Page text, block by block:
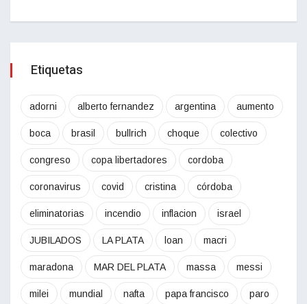
Etiquetas
adorni alberto fernandez argentina aumento
boca brasil bullrich choque colectivo
congreso copa libertadores cordoba
coronavirus covid cristina córdoba
eliminatorias incendio inflacion israel
JUBILADOS LA PLATA loan macri
maradona MAR DEL PLATA massa messi
milei mundial nafta papa francisco paro